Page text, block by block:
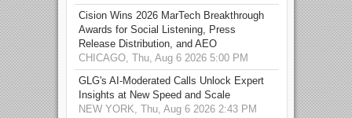
Cision Wins 2026 MarTech Breakthrough
Awards for Social Listening, Press
Release Distribution, and AEO
CHICAGO, Thu, Aug 6 2026 5:00 PM
GLG's AI-Moderated Calls Unlock Expert
Insights at New Speed and Scale
NEW YORK, Thu, Aug 6 2026 2:43 PM